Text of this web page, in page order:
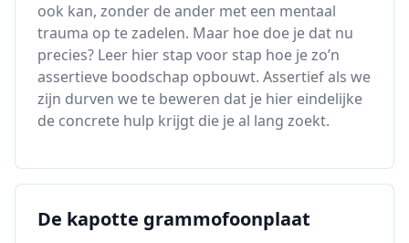
ook kan, zonder de ander met een mentaal
trauma op te zadelen. Maar hoe doe je dat nu
precies? Leer hier stap voor stap hoe je zo’n
assertieve boodschap opbouwt. Assertief als we
zijn durven we te beweren dat je hier eindelijke
de concrete hulp krijgt die je al lang zoekt.
De kapotte grammofoonplaat